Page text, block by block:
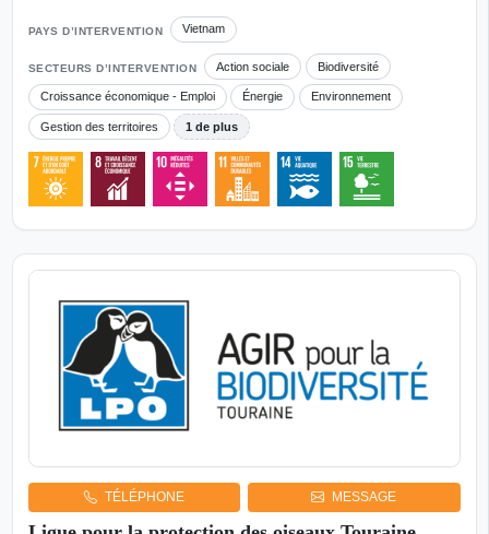
PAYS D’INTERVENTION Vietnam
SECTEURS D’INTERVENTION Action sociale Biodiversité
Croissance économique - Emploi Énergie Environnement
Gestion des territoires 1 de plus
TÉLÉPHONE MESSAGE